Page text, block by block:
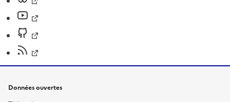
Données ouvertes